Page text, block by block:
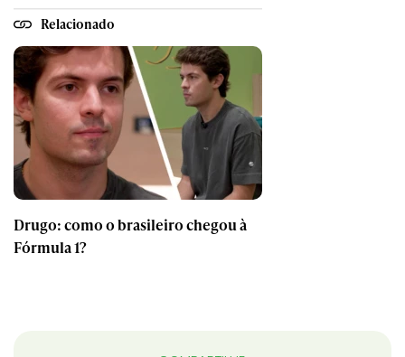
Relacionado
Drugo: como o brasileiro chegou à
Fórmula 1?